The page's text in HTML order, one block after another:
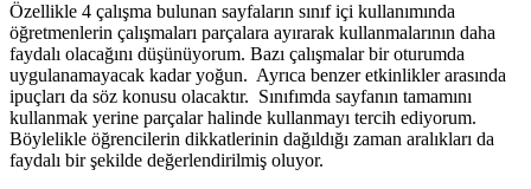
Özellikle 4 çalışma bulunan sayfaların sınıf içi kullanımında
öğretmenlerin çalışmaları parçalara ayırarak kullanmalarının daha
faydalı olacağını düşünüyorum. Bazı çalışmalar bir oturumda
uygulanamayacak kadar yoğun. Ayrıca benzer etkinlikler arasında
ipuçları da söz konusu olacaktır. Sınıfımda sayfanın tamamını
kullanmak yerine parçalar halinde kullanmayı tercih ediyorum.
Böylelikle öğrencilerin dikkatlerinin dağıldığı zaman aralıkları da
faydalı bir şekilde değerlendirilmiş oluyor.